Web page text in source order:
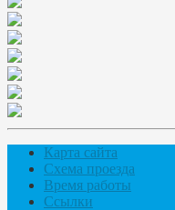
Карта сайта
Схема проезда
Время работы
Ссылки